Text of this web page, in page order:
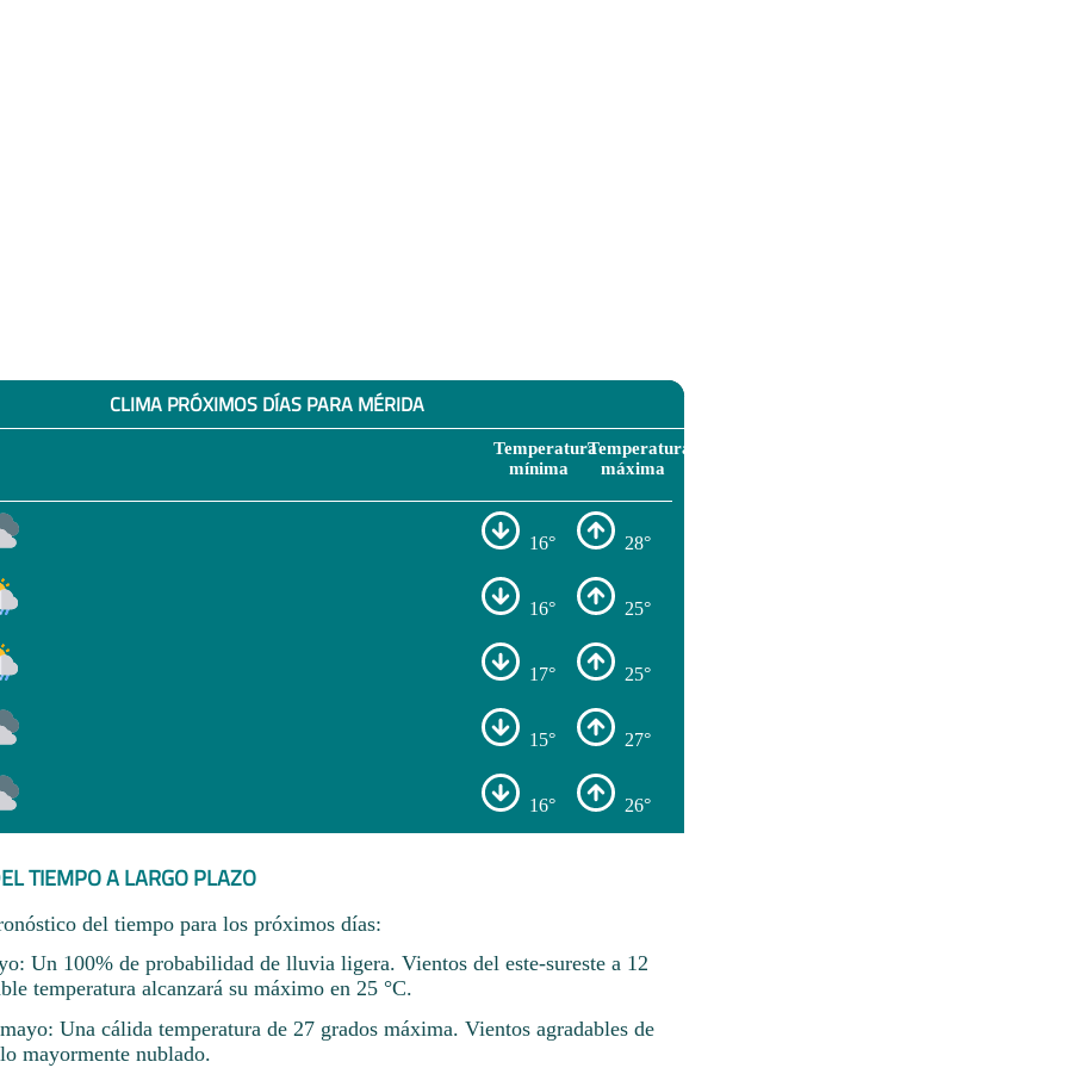
CLIMA PRÓXIMOS DÍAS PARA MÉRIDA
Temperatura
mínima
Temperatura
máxima
16° 28°
16° 25°
17° 25°
15° 27°
16° 26°
TIEMPO A LARGO PLAZO
del tiempo para los próximos días:
Un 100% de probabilidad de lluvia ligera. Vientos del este-sureste a 12
temperatura alcanzará su máximo en 25 °C.
Una cálida temperatura de 27 grados máxima. Vientos agradables de
mayormente nublado.